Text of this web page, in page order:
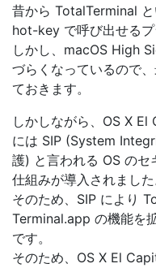
昔から TotalTerminal
hot-key で呼び出せるプ
しかし、macOS High
づらくなっているので
ておきます。
しかしながら、OS X
には SIP (System
護) と言われる OS のセ
仕組みが導入されました
そのため、SIP により
Terminal.app の機能を
です。
そのため、OS X El